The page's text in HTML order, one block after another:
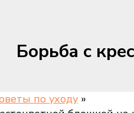
Борьба с
по уходу